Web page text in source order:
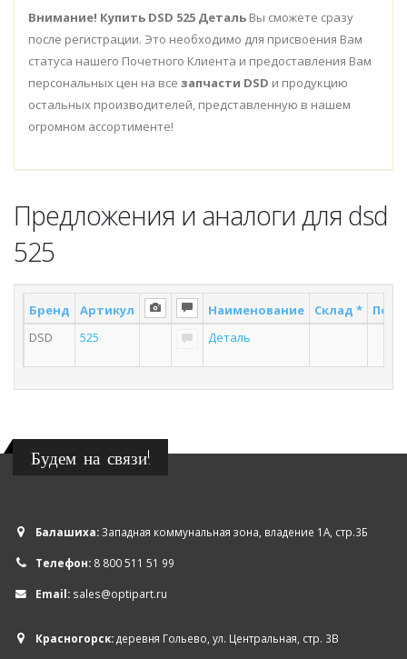
Внимание! Купить DSD 525 Деталь Вы сможете сразу
после регистрации. Это необходимо для присвоения Вам
статуса нашего Почетного Клиента и предоставления Вам
персональных цен на все запчасти DSD и продукцию
остальных производителей, представленную в нашем
огромном ассортименте!
Предложения и аналоги для dsd
525
Бренд Артикул Наименование Склад *
DSD
525 Деталь
Будем на связи!
Балашиха:Западная коммунальная зона, владение 1А, стр.3Б
Телефон: 8 800 511 51 99
Email: sales@optipart.ru
Красногорск:деревня Гольево, ул. Центральная, стр. 3В